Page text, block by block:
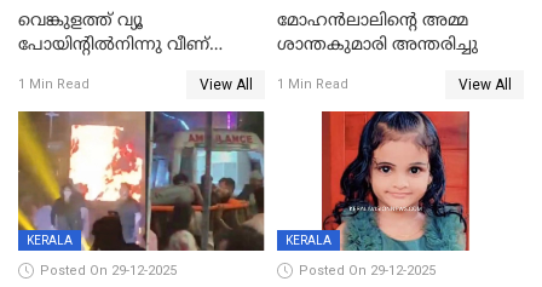
വെങ്കുളത്ത് വ്യൂ
പോയിന്റിൽനിന്നു വീണ്
1 Min Read View All
മോഹന്‍ലാലിന്‍റെ അമ്മ
ശാന്തകുമാരി അന്തരിച്ചു
1 Min Read View All
KERALA
Posted On 29-12-2025
KERALA
Posted On 29-12-2025